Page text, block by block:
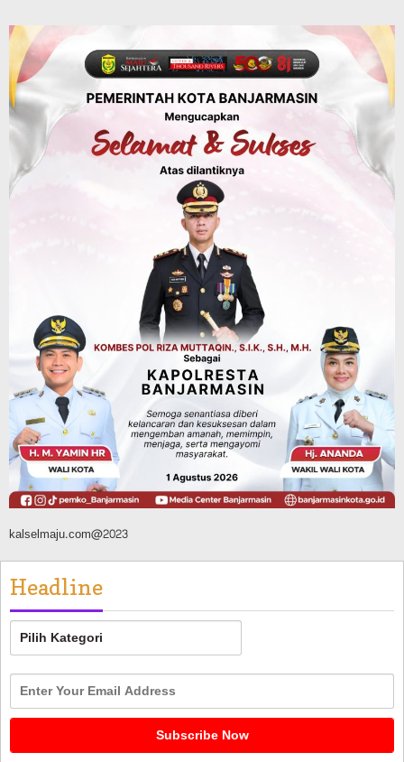
Pelatihan Rescue, BASARNAS Tabalong
Jadi Instruktur
Agustus 6, 2026
Sosial & Keagamaan
16 Pelaku Anak Kasus Asusila
Didampingi DP3A Banjarmasin,
Sebagian Ternyata Pernah Jadi Korban
Investasi & Keuangan
KUA-PPAS 2027 Banjarbaru Defisit 170
Miliar, Pendapatan 1,2 Triliun Belanja
1,37 Triliun, Tutup Kekurangan dari
SiLPA
Agustus 7, 2026
kalselmaju.com@2023
Headline
Headline